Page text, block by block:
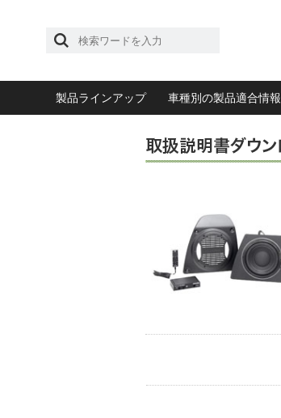
製品ラインアップ 車種別の製品適合情報